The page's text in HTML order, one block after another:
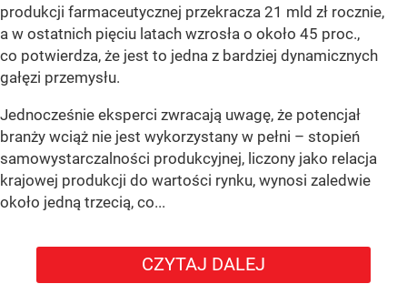
produkcji farmaceutycznej przekracza 21 mld zł rocznie,
a w ostatnich pięciu latach wzrosła o około 45 proc.,
co potwierdza, że jest to jedna z bardziej dynamicznych
gałęzi przemysłu.
Jednocześnie eksperci zwracają uwagę, że potencjał
branży wciąż nie jest wykorzystany w pełni – stopień
samowystarczalności produkcyjnej, liczony jako relacja
krajowej produkcji do wartości rynku, wynosi zaledwie
około jedną trzecią, co...
CZYTAJ DALEJ